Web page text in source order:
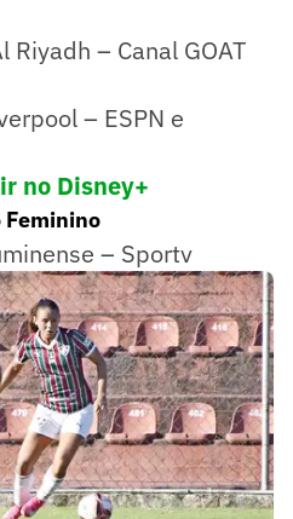
Riyadh – Canal GOAT
– ESPN e
no Disney+
Feminino
– Sportv